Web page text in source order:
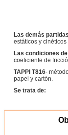
Las demás partidas
estáticos y
Las condiciones
coeficiente de
TAPPI T816-
papel y cartón.
Se trata de: